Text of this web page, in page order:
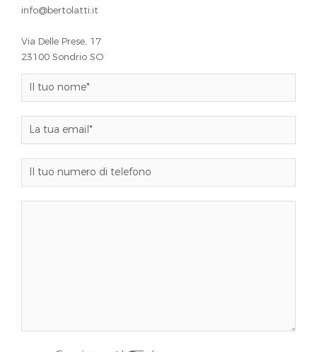
info@bertolatti.it
Via Delle Prese, 17
23100 Sondrio SO